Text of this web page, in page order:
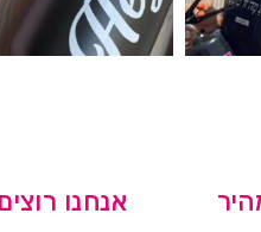
אנחנו